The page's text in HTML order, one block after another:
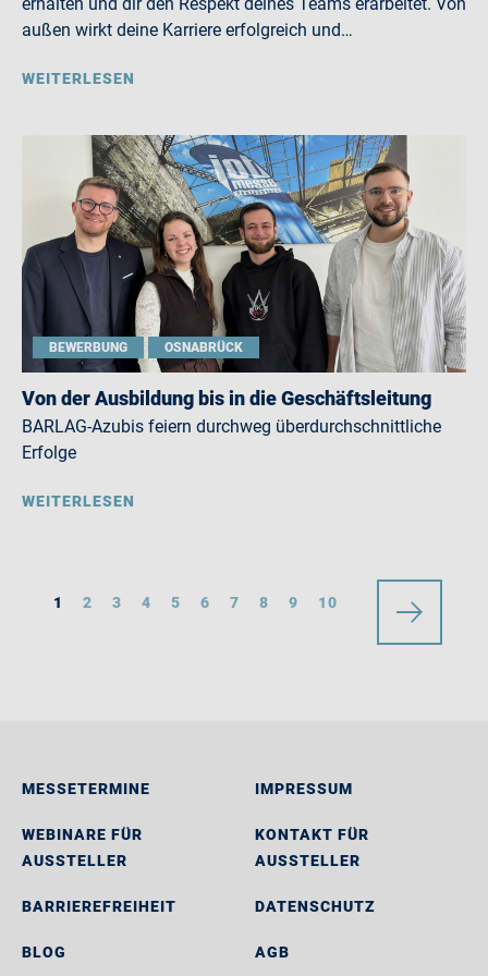
außen wirkt deine Karriere erfolgreich und…
WEITERLESEN
BEWERBUNG OSNABRÜCK
Von der Ausbildung bis in die Geschäftsleitung
BARLAG-Azubis feiern durchweg überdurchschnittliche
Erfolge
WEITERLESEN
1 2 3 4 5 6 7 8 9 10
MESSETERMINE
WEBINARE FÜR
AUSSTELLER
BARRIEREFREIHEIT
BLOG
IMPRESSUM
KONTAKT FÜR
AUSSTELLER
DATENSCHUTZ
AGB